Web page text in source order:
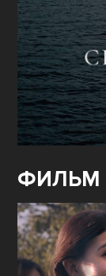
ФИЛЬМ